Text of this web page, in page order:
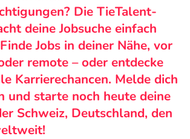
Die TieTalent-
deine Jobsuche einfach
Jobs in deiner Nähe, vor
remote – oder entdecke
Karrierechancen. Melde dich
und starte noch heute deine
Schweiz, Deutschland, den